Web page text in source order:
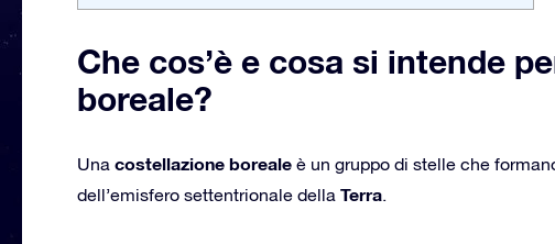
Che cos’è e cosa si intende
boreale?
Una costellazione boreale è un gruppo di stelle che
dell’emisfero settentrionale della Terra.